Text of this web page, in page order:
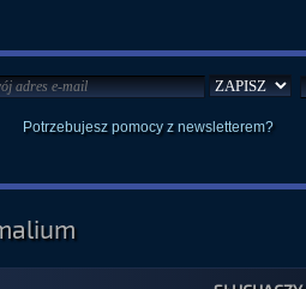
Potrzebujesz pomocy z newsletterem?